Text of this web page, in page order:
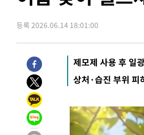
병태 후임
-18928초 전 >[속보]국힘 윤리위, '돌려차
-14253초 전 >[속보] 7월 중국 수출
-11413초 전 >
[속보]'채상병 순직 책임'
-11279초 전 >
[속보]종합특검, '관저이전
-7879초 전 >
민주 콩고 에볼라환자 4천
-7129초 전 >
-6323초 전 >
"미 전국적 살모네라 식중
-4836초 전 >
[속보]경찰·노동부, HL만도
등록 2026.06.14 18:01:00
제모제 사용 후 일
상처·습진 부위 피